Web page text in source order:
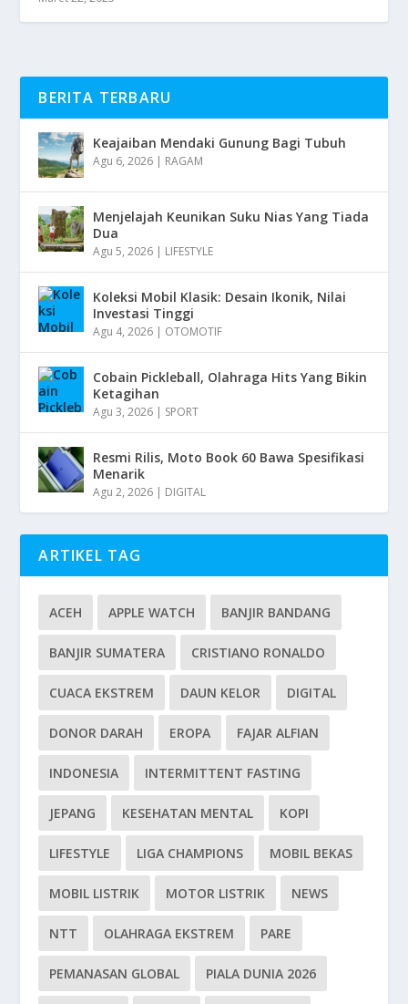
BERITA TERBARU
Keajaiban Mendaki Gunung Bagi Tubuh
Agu 6, 2026 | RAGAM
Menjelajah Keunikan Suku Nias Yang Tiada
Dua
Agu 5, 2026 | LIFESTYLE
Koleksi Mobil Klasik: Desain Ikonik, Nilai
Investasi Tinggi
Agu 4, 2026 | OTOMOTIF
Cobain Pickleball, Olahraga Hits Yang Bikin
Ketagihan
Agu 3, 2026 | SPORT
Resmi Rilis, Moto Book 60 Bawa Spesifikasi
Menarik
Agu 2, 2026 | DIGITAL
ARTIKEL TAG
ACEH APPLE WATCH BANJIR BANDANG
BANJIR SUMATERA CRISTIANO RONALDO
CUACA EKSTREM DAUN KELOR DIGITAL
DONOR DARAH EROPA FAJAR ALFIAN
INDONESIA INTERMITTENT FASTING
JEPANG KESEHATAN MENTAL KOPI
LIFESTYLE LIGA CHAMPIONS MOBIL BEKAS
MOBIL LISTRIK MOTOR LISTRIK NEWS
NTT OLAHRAGA EKSTREM PARE
PEMANASAN GLOBAL PIALA DUNIA 2026